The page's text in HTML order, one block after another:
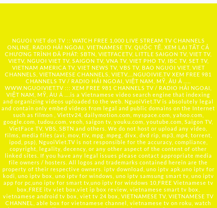
NGUOI VIET dot TV :: WATCH FREE 1,000 LIVE STREAM TV CHANNELS
ONLINE, RADIO HẢI NGOẠI, VIETNAMESE TV, QUỐC TẾ, XEM LẠI TẤT CẢ
CHƯƠNG TRÌNH ĐÃ PHÁT: SBTN, VIETFACETV, LITTLE SAIGON TV, VIET TV,
VIETV, NGUOI VIET TV, SAIGON TV, VNA TV, VIET PHO TV, IBC TV, SET TV,
VIETNAM AMERICA TV, VIET NEWS TV, VBS TV, BAO NGUOI VIET, VIET
CHANNELS, VIETNAMESE CHANNELS, VIETV,... NGUOIVIE.TV XEM FREE 981
CHANNELS TV / RADIO HẢI NGOẠI, VIỆT NAM, MỸ, ÂU Á …..
WWW.NGUOIVIET.TV ::: XEM FREE 981 CHANNELS TV / RADIO HẢI NGOẠI,
VIỆT NAM, MỸ, ÂU Á ….is a Vietnamese video search engine that indexing
and organizing videos uploaded to the web. NguoiViet.TV is absolutely legal
and contain only embed videos from legal and public domains on the Internet
such as filmon , Viettv24, dailymotion.com, myspace.com, yahoo.com,
google.com, tudou.com, veoh, saigon tv, youku.com, youtube.com, Saigon TV,
VietFace TV, VBS, SBTN and others. We do not host or upload any video,
films, media files (avi, mov, flv, mpg, mpeg, divx, dvd rip, mp3, mp4, torrent,
ipod, psp), NguoiViet.TV is not responsible for the accuracy, compliance,
copyright, legality, decency, or any other aspect of the content of other
linked sites. If you have any legal issues please contact appropriate media
file owners / hosters. All logos and trademarks contained herein are the
property of their respective owners. iptv download, uno iptv apk,uno iptv for
kodi, uno iptv box, uno iptv for windows, uno iptv samsung smart tv, uno iptv
app for pc,uno iptv for smart tv,uno iptv for windows 10,FREE Vietnamese tv
box,FREE itv viet box,viet ip box review, vietnamese smart tv box,
vietnamese android tv box, viet tv 24 box, VIETNAMESE TV, VIETNAMESE TV
CHANNEL, able box for vietnamese channel, vietnamese tv on roku, watch